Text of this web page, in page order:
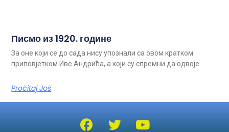
Писмо из 1920. године
За оне који се до сада нису упознали са овом кратком
приповјетком Иве Андрића, а који су спремни да одвоје
Pročitaj Još